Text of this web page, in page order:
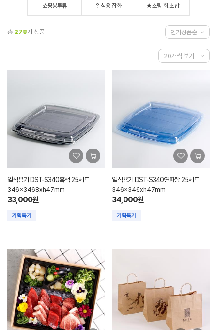
쇼핑봉투류 일식용 잡화 ★소량 회.초밥
총 278개 상품
일식용기 DST-S340흑색 25세트
346x3468xh47mm
33,000원
일식용기 DST-S340연파랑 25세트
346x346xh47mm
34,000원